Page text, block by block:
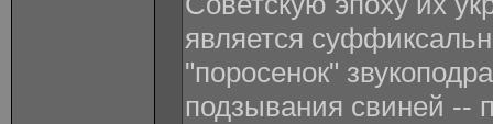
является
"поросенок"
подзывания свиней --